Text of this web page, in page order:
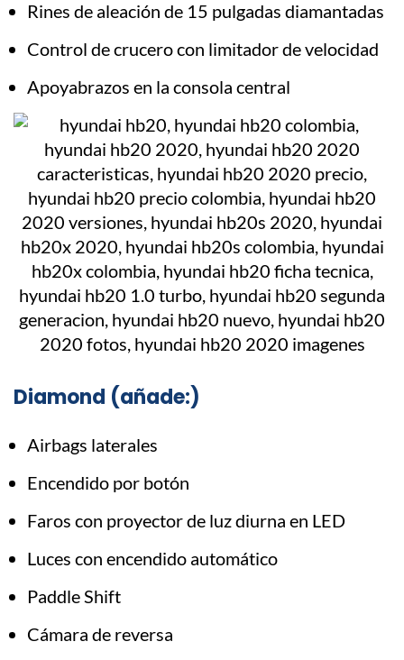
Rines de aleación de 15 pulgadas diamantadas
Control de crucero con limitador de velocidad
Apoyabrazos en la consola central
Diamond (añade:)
Airbags laterales
Encendido por botón
Faros con proyector de luz diurna en LED
Luces con encendido automático
Paddle Shift
Cámara de reversa